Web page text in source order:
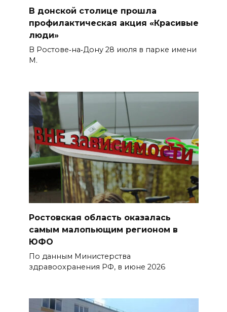
В донской столице прошла
профилактическая акция «Красивые
люди»
В Ростове‑на‑Дону 28 июля в парке имени
М.
Ростовская область оказалась
самым малопьющим регионом в
ЮФО
По данным Министерства
здравоохранения РФ, в июне 2026